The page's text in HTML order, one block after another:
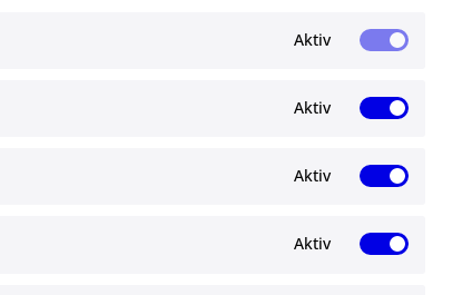
Abonnieren Sie den kostenlosen ma-
Aktiv
Aktiv
Aktiv
Aktiv